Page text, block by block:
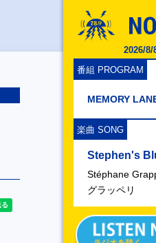
2026/8/
番組 PROGRAM
MEMORY
楽曲 SONG
Stephen's
Stéphane
グラッペリ